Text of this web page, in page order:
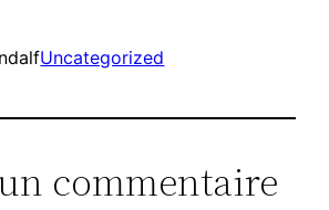
Uncategorized
commentaire